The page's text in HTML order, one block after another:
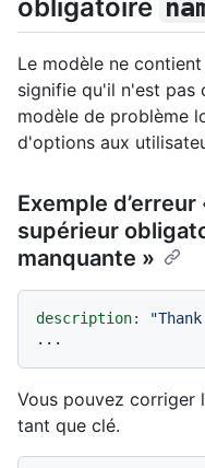
obligatoire
Le modèle ne
signifie qu'il n'est pas
modèle de problème
d'options aux
Exemple
supérieur
manquante »
description:
...
Vous pouvez corriger
tant que clé.